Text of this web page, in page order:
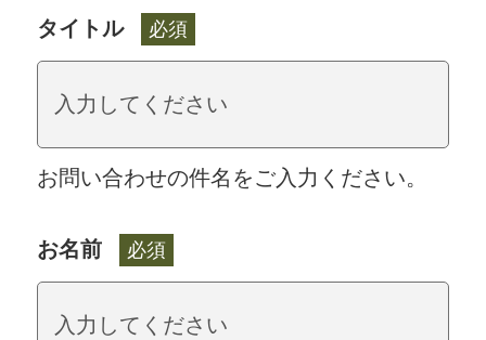
タイトル 必須
お問い合わせの件名をご入力ください。
お名前 必須